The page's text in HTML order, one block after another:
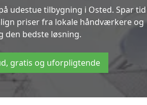
udestue tilbygning i Osted. Spar tid
priser fra lokale håndværkere og
den bedste løsning.
gratis og uforpligtende